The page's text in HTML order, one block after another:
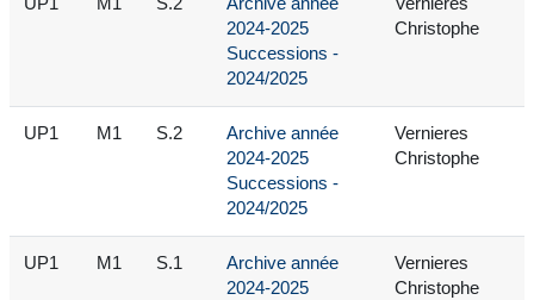
2024-2025
Successions -
2024/2025
Christophe
UP1 M1 S.2
Archive année
2024-2025
Successions -
2024/2025
Vernieres
Christophe
UP1 M1 S.1
Archive année
2024-2025
Vernieres
Christophe